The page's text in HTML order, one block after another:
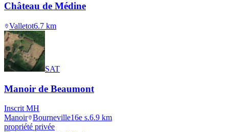
Château de Médine
Valletot6.7 km
SAT
Manoir de Beaumont
Inscrit MH
Manoir Bourneville16e s.6.9 km
propriété privée